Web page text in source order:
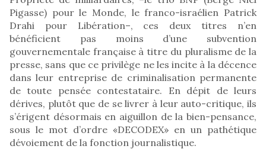
Pigasse) pour le Monde, le franco-israélien Patrick
Drahi pour Libération–, ces deux titres n’en
bénéficient pas moins d’une subvention
gouvernementale française à titre du pluralisme de la
presse, sans que ce privilège ne les incite à la décence
dans leur entreprise de criminalisation permanente
de toute pensée contestataire. En dépit de leurs
dérives, plutôt que de se livrer à leur auto-critique, ils
s’érigent désormais en aiguillon de la bien-pensance,
sous le mot d’ordre «DECODEX» en un pathétique
dévoiement de la fonction journalistique.